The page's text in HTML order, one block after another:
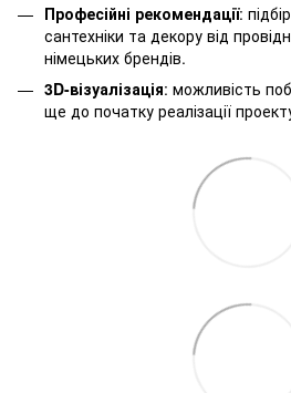
Професійні рекомендації:
сантехніки та декору від
німецьких брендів.
3D-візуалізація: можливість
ще до початку реалізації